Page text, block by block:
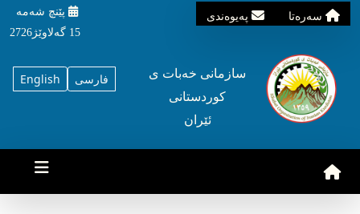
سه‌ره‌تا په‌یوه‌ندی
پێنچ شه‌مه‌
15 گه‌لاوێژ2726
English فارسی
سازمانی خه‌بات ی
کوردستانی
ئێران